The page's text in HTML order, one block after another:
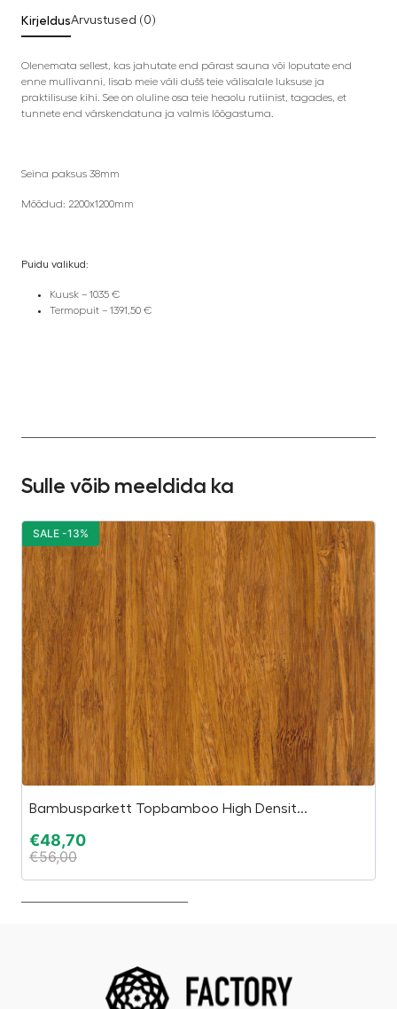
KirjeldusArvustused (0)
Olenemata sellest, kas jahutate end pärast sauna või loputate end
enne mullivanni, lisab meie väli dušš teie välisalale luksuse ja
praktilisuse kihi. See on oluline osa teie heaolu rutiinist, tagades, et
tunnete end värskendatuna ja valmis lõõgastuma.
Seina paksus 38mm
Mõõdud: 2200x1200mm
Puidu valikud:
Kuusk – 1035 €
Termopuit – 1391,50 €
Sulle võib meeldida ka
Bambusparkett Topbamboo High Densit...
€48,70
€56,00
SALE -13%